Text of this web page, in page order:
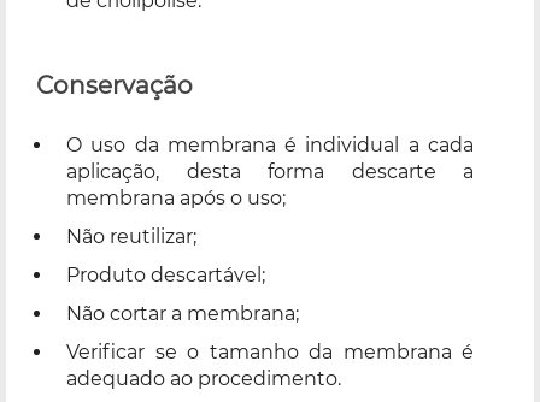
Conservação
O uso da membrana é individual a cada
aplicação, desta forma descarte a
membrana após o uso;
Não reutilizar;
Produto descartável;
Não cortar a membrana;
Verificar se o tamanho da membrana é
adequado ao procedimento.